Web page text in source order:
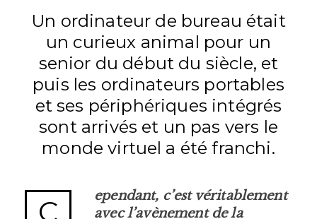
Un ordinateur de bureau était
un curieux animal pour un
senior du début du siècle, et
puis les ordinateurs portables
et ses périphériques intégrés
sont arrivés et un pas vers le
monde virtuel a été franchi.
C
ependant, c’est véritablement
avec l’avènement de la